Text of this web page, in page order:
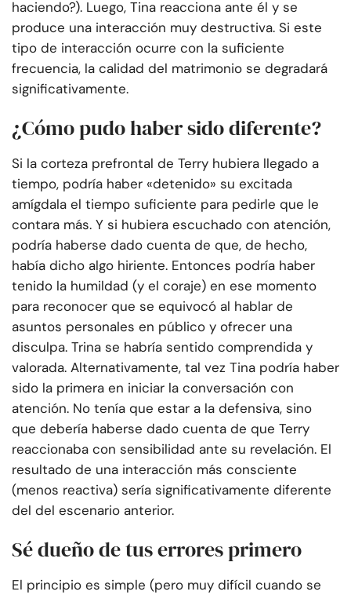
haciendo?). Luego, Tina reacciona ante él y se
produce una interacción muy destructiva. Si este
tipo de interacción ocurre con la suficiente
frecuencia, la calidad del matrimonio se degradará
significativamente.
¿Cómo pudo haber sido diferente?
Si la corteza prefrontal de Terry hubiera llegado a
tiempo, podría haber «detenido» su excitada
amígdala el tiempo suficiente para pedirle que le
contara más. Y si hubiera escuchado con atención,
podría haberse dado cuenta de que, de hecho,
había dicho algo hiriente. Entonces podría haber
tenido la humildad (y el coraje) en ese momento
para reconocer que se equivocó al hablar de
asuntos personales en público y ofrecer una
disculpa. Trina se habría sentido comprendida y
valorada. Alternativamente, tal vez Tina podría haber
sido la primera en iniciar la conversación con
atención. No tenía que estar a la defensiva, sino
que debería haberse dado cuenta de que Terry
reaccionaba con sensibilidad ante su revelación. El
resultado de una interacción más consciente
(menos reactiva) sería significativamente diferente
del del escenario anterior.
Sé dueño de tus errores primero
El principio es simple (pero muy difícil cuando se